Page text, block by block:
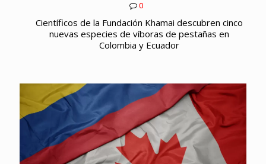
0
Científicos de la Fundación Khamai descubren cinco
nuevas especies de víboras de pestañas en
Colombia y Ecuador